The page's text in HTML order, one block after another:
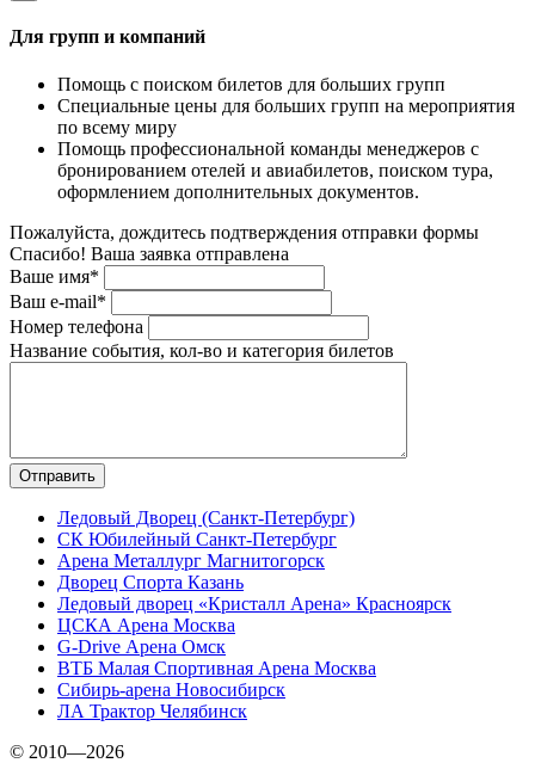
Для групп и компаний
Помощь с поиском билетов для больших групп
Специальные цены для больших групп на мероприятия
по всему миру
Помощь профессиональной команды менеджеров с
бронированием отелей и авиабилетов, поиском тура,
оформлением дополнительных документов.
Пожалуйста, дождитесь подтверждения отправки формы
Спасибо! Ваша заявка отправлена
Ваше имя*
Ваш e-mail*
Номер телефона
Название события, кол-во и категория билетов
Ледовый Дворец (Санкт-Петербург)
СК Юбилейный Санкт-Петербург
Арена Металлург Магнитогорск
Дворец Спорта Казань
Ледовый дворец «Кристалл Арена» Красноярск
ЦСКА Арена Москва
G-Drive Арена Омск
ВТБ Малая Спортивная Арена Москва
Сибирь-арена Новосибирск
ЛА Трактор Челябинск
© 2010—2026